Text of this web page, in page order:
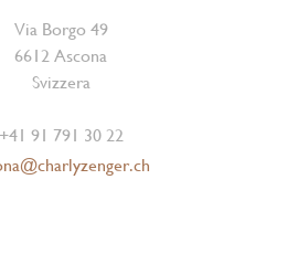
Via Borgo 49
6612 Ascona
Svizzera
+41 91 791 30 22